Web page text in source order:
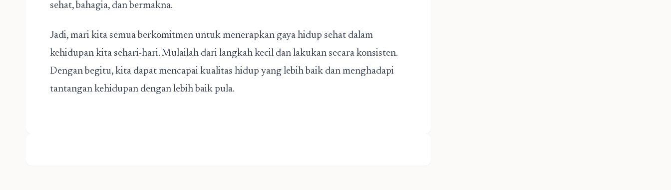
sehat, bahagia, dan bermakna.
Jadi, mari kita semua berkomitmen untuk menerapkan gaya hidup sehat dalam
kehidupan kita sehari-hari. Mulailah dari langkah kecil dan lakukan secara konsisten.
Dengan begitu, kita dapat mencapai kualitas hidup yang lebih baik dan menghadapi
tantangan kehidupan dengan lebih baik pula.